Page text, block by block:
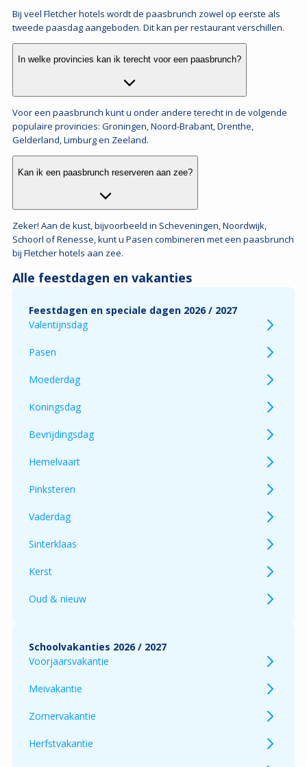
Alle feestdagen en vakanties
Feestdagen en speciale dagen 2026 / 2027
Valentijnsdag
Pasen
Moederdag
Koningsdag
Bevrijdingsdag
Hemelvaart
Pinksteren
Vaderdag
Sinterklaas
Kerst
Oud & nieuw
Schoolvakanties 2026 / 2027
Voorjaarsvakantie
Meivakantie
Zomervakantie
Herfstvakantie